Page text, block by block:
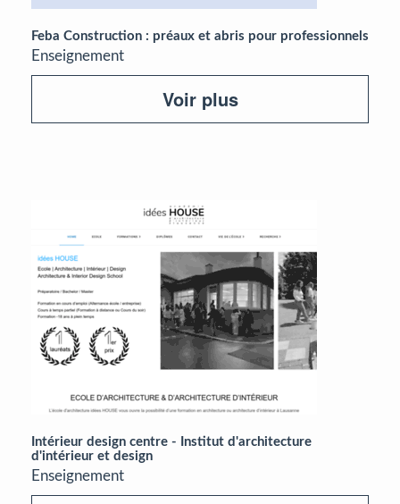
Feba Construction : préaux et abris pour professionnels
Enseignement
Voir plus
Intérieur design centre - Institut d'architecture
d'intérieur et design
Enseignement